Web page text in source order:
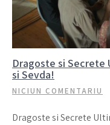
Dragoste si Secrete
si Sevda!
NICIUN COMENTARIU
Dragoste si Secrete